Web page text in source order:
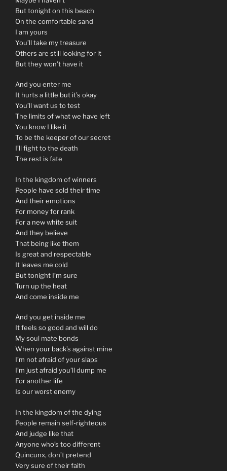
But tonight on this beach
On the comfortable sand
I am yours
You’ll take my treasure
Others are still looking for it
But they won’t have it
And you enter me
It hurts a little but it’s okay
You’ll want us to test
The limits of what we have left
You know I like it
To be the keeper of our secret
I’ll fight to the death
The rest is fate
In the kingdom of winners
People have sold their time
And their emotions
For money for rank
For a new white suit
And they believe
That being like them
Is great and respectable
It leaves me cold
But tonight I’m sure
Turn up the heat
And come inside me
And you get inside me
It feels so good and will do
My soul mate bonds
When your back’s against mine
I’m not afraid of your slaps
I’m just afraid you’ll dump me
For another life
Is our worst enemy
In the kingdom of the dying
People remain self-righteous
And judge like that
Anyone who’s too different
Quincunx, don’t pretend
Very sure of their faith